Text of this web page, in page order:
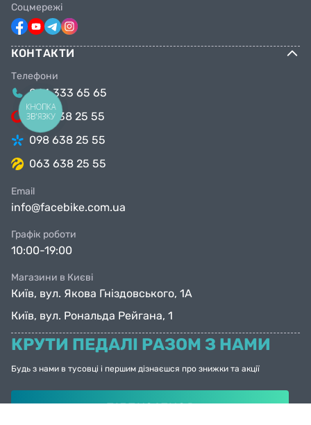
Соцмережі
КОНТАКТИ
Телефони
044 333 65 65
099 638 25 55
098 638 25 55
063 638 25 55
Email
info@facebike.com.ua
Графік роботи
10:00-19:00
Магазини в Києві
Київ, вул. Якова Гніздовського, 1А
Київ, вул. Рональда Рейгана, 1
КРУТИ ПЕДАЛІ РАЗОМ З НАМИ
Будь з нами в тусовці і першим дізнаєшся про знижки та акції
ПІДПИСАТИСЯ
КНОПКА
ЗВ'ЯЗКУ